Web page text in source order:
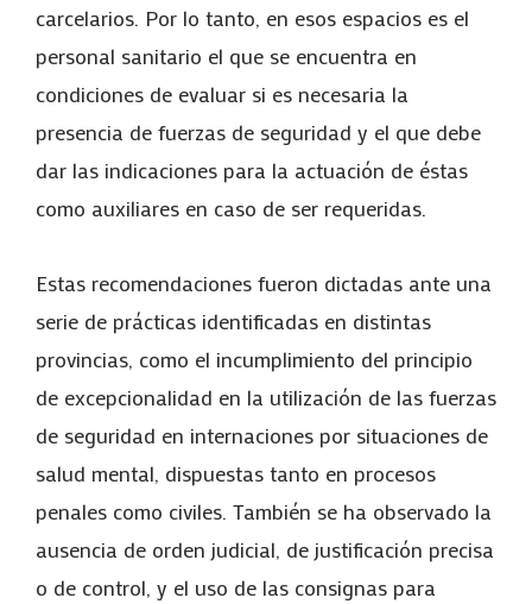
carcelarios. Por lo tanto, en esos espacios es el
personal sanitario el que se encuentra en
condiciones de evaluar si es necesaria la
presencia de fuerzas de seguridad y el que debe
dar las indicaciones para la actuación de éstas
como auxiliares en caso de ser requeridas.
Estas recomendaciones fueron dictadas ante una
serie de prácticas identificadas en distintas
provincias, como el incumplimiento del principio
de excepcionalidad en la utilización de las fuerzas
de seguridad en internaciones por situaciones de
salud mental, dispuestas tanto en procesos
penales como civiles. También se ha observado la
ausencia de orden judicial, de justificación precisa
o de control, y el uso de las consignas para